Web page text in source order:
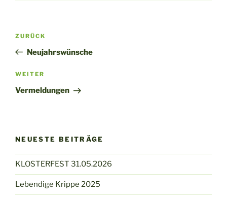
Beitragsnavigation
Vorheriger
Beitrag
ZURÜCK
Neujahrswünsche
Nächster
Beitrag
WEITER
Vermeldungen
NEUESTE BEITRÄGE
KLOSTERFEST 31.05.2026
Lebendige Krippe 2025